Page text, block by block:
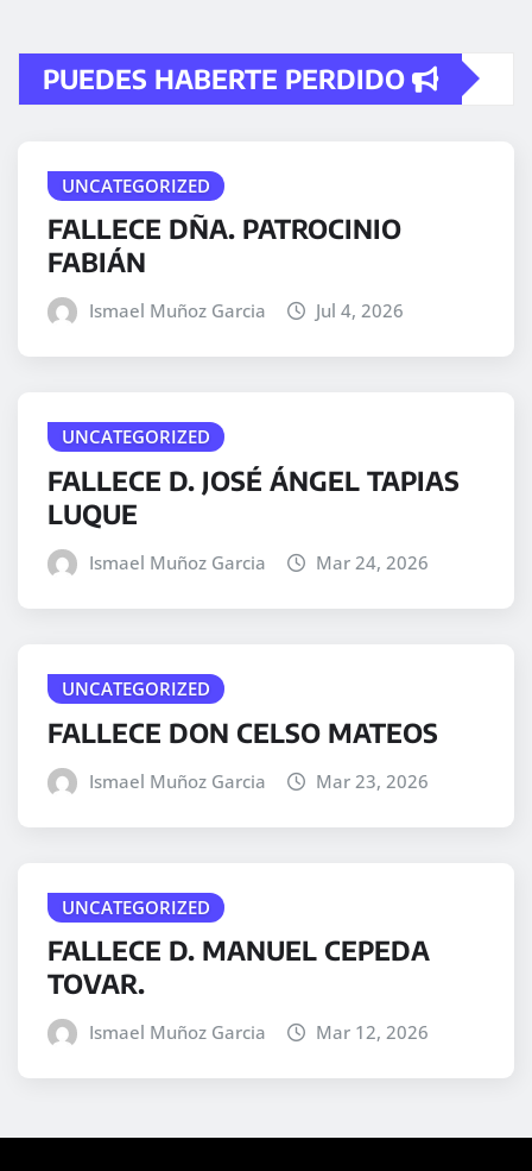
PUEDES HABERTE PERDIDO
UNCATEGORIZED
FALLECE DÑA. PATROCINIO
FABIÁN
Ismael Muñoz Garcia Jul 4, 2026
UNCATEGORIZED
FALLECE D. JOSÉ ÁNGEL TAPIAS
LUQUE
Ismael Muñoz Garcia Mar 24, 2026
UNCATEGORIZED
FALLECE DON CELSO MATEOS
Ismael Muñoz Garcia Mar 23, 2026
UNCATEGORIZED
FALLECE D. MANUEL CEPEDA
TOVAR.
Ismael Muñoz Garcia Mar 12, 2026